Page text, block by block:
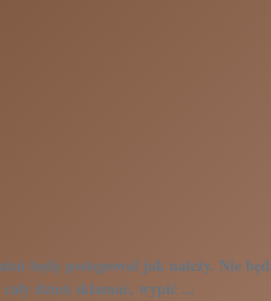
będę postępował jak należy. Nie
dzień skłamać, wypić ...